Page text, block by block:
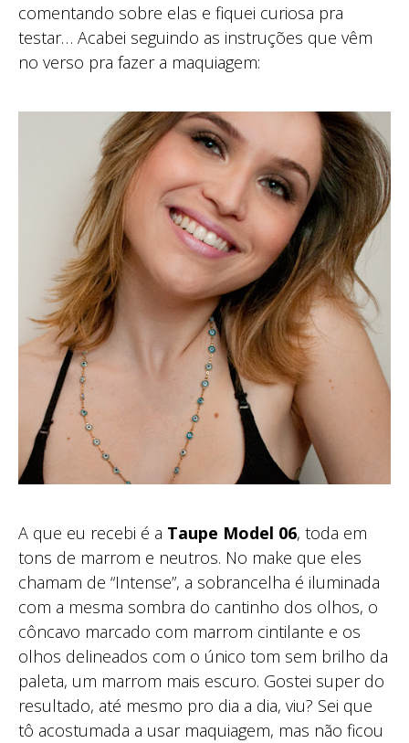
comentando sobre elas e fiquei curiosa pra
testar… Acabei seguindo as instruções que vêm
no verso pra fazer a maquiagem:
A que eu recebi é a Taupe Model 06, toda em
tons de marrom e neutros. No make que eles
chamam de “Intense”, a sobrancelha é iluminada
com a mesma sombra do cantinho dos olhos, o
côncavo marcado com marrom cintilante e os
olhos delineados com o único tom sem brilho da
paleta, um marrom mais escuro. Gostei super do
resultado, até mesmo pro dia a dia, viu? Sei que
tô acostumada a usar maquiagem, mas não ficou